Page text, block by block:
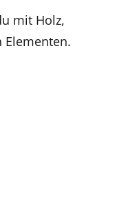
mit Holz,
Elementen.